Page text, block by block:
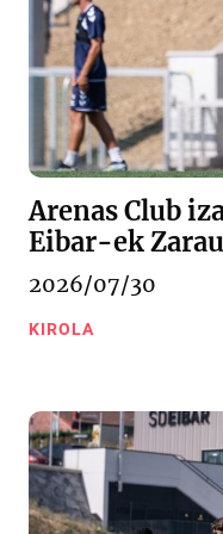
Arenas Club
Eibar-ek
2026/07/30
KIROLA